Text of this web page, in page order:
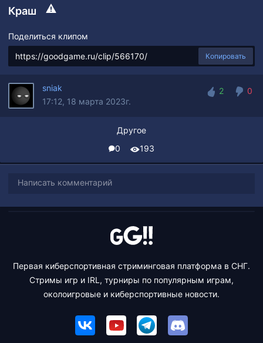
Краш
Поделиться клипом
Копировать
sniak
17:12, 18 марта 2023г.
2
0
Другое
0
193
Написать комментарий
Первая киберспортивная стриминговая платформа в СНГ.
Стримы игр и IRL, турниры по популярным играм,
околоигровые и киберспортивные новости.